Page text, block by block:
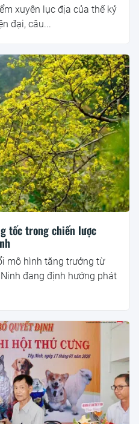
xuyên lục địa của thế kỷ
đại, câu...
tốc trong chiến lược
mô hình tăng trưởng từ
Ninh đang định hướng phát